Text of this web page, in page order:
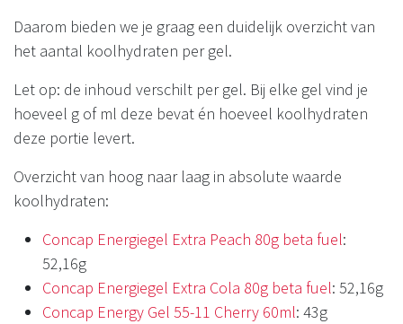
Daarom bieden we je graag een duidelijk overzicht van
het aantal koolhydraten per gel.
Let op: de inhoud verschilt per gel. Bij elke gel vind je
hoeveel g of ml deze bevat én hoeveel koolhydraten
deze portie levert.
Overzicht van hoog naar laag in absolute waarde
koolhydraten:
Concap Energiegel Extra Peach 80g beta fuel:
52,16g
Concap Energiegel Extra Cola 80g beta fuel: 52,16g
Concap Energy Gel 55-11 Cherry 60ml: 43g